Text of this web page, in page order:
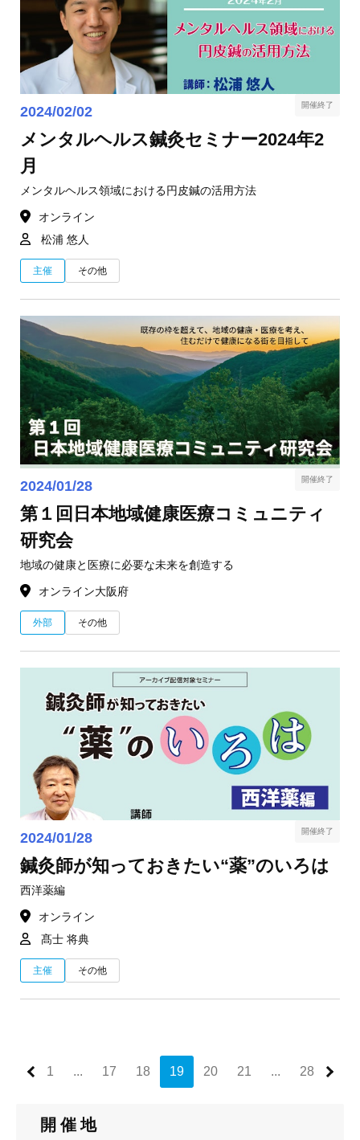
2024/02/02
メンタルヘルス鍼灸セミナー2024年2
月
メンタルヘルス領域における円皮鍼の活用方法
オンライン
松浦 悠人
主催 その他
開催終了
2024/01/28
第１回日本地域健康医療コミュニティ
研究会
地域の健康と医療に必要な未来を創造する
オンライン大阪府
外部 その他
開催終了
2024/01/28
鍼灸師が知っておきたい“薬”のいろは
西洋薬編
オンライン
髙士 将典
主催 その他
開催終了
1 ... 17 18 19 20 21 ... 28
開催地